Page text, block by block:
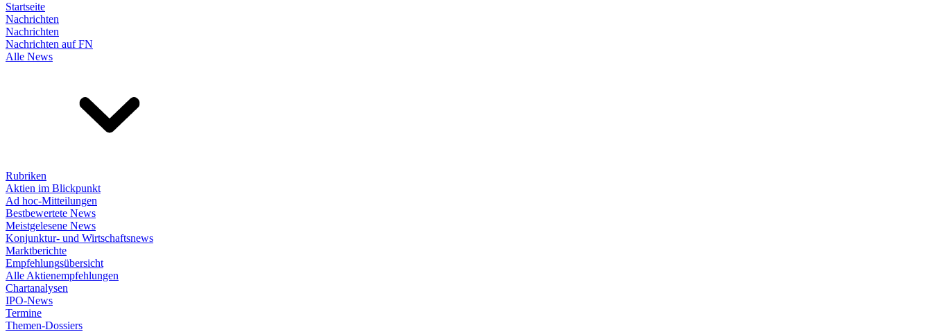
Startseite
Nachrichten
Nachrichten
Nachrichten auf FN
Alle News
Rubriken
Aktien im Blickpunkt
Ad hoc-Mitteilungen
Bestbewertete News
Meistgelesene News
Konjunktur- und Wirtschaftsnews
Marktberichte
Empfehlungsübersicht
Alle Aktienempfehlungen
Chartanalysen
IPO-News
Termine
Themen-Dossiers